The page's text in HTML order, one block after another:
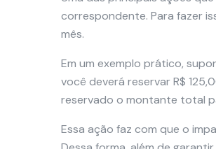
correspondente. Para fazer
mês.
Em um exemplo prático,
você deverá reservar R$
reservado o montante total
Essa ação faz com que o